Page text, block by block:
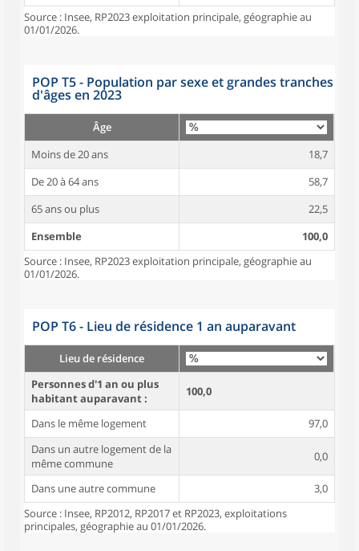
Source : Insee, RP2023 exploitation principale, géographie au
01/01/2026.
POP T5 - Population par sexe et grandes tranches
d'âges en 2023
Âge
Moins de 20 ans
18,7
De 20 à 64 ans
58,7
65 ans ou plus
22,5
Ensemble
100,0
Source : Insee, RP2023 exploitation principale, géographie au
01/01/2026.
POP T6 - Lieu de résidence 1 an auparavant
Lieu de résidence
Personnes d'1 an ou plus
habitant auparavant :
100,0
Dans le même logement
97,0
Dans un autre logement de la
même commune
0,0
Dans une autre commune
3,0
Source : Insee, RP2012, RP2017 et RP2023, exploitations
principales, géographie au 01/01/2026.